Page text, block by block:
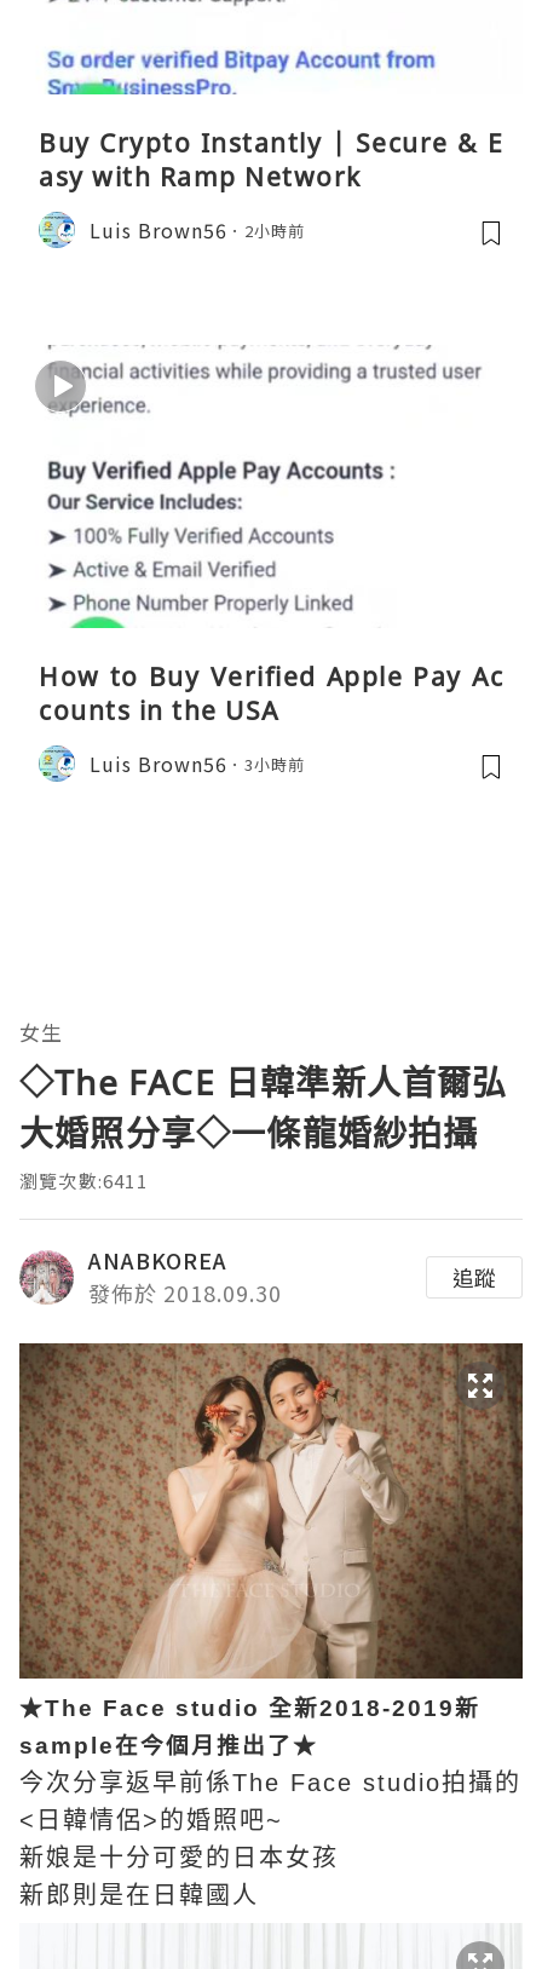
Buy Crypto Instantly | Secure & E
asy with Ramp Network
Luis Brown56 2小時前
How to Buy Verified Apple Pay Ac
counts in the USA
Luis Brown56 3小時前
女生
◇The FACE 日韓準新人首爾弘
大婚照分享◇一條龍婚紗拍攝
瀏覽次數:6411
ANABKOREA
發佈於 2018.09.30
追蹤
★The Face studio 全新2018-2019新
sample在今個月推出了★
今次分享返早前係The Face studio拍攝的
<日韓情侶>的婚照吧~
新娘是十分可愛的日本女孩
新郎則是在日韓國人